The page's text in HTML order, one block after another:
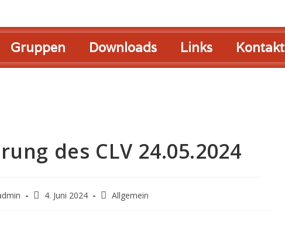
Gruppen Downloads Links Kontakt
des CLV 24.05.2024
4. Juni 2024 Allgemein